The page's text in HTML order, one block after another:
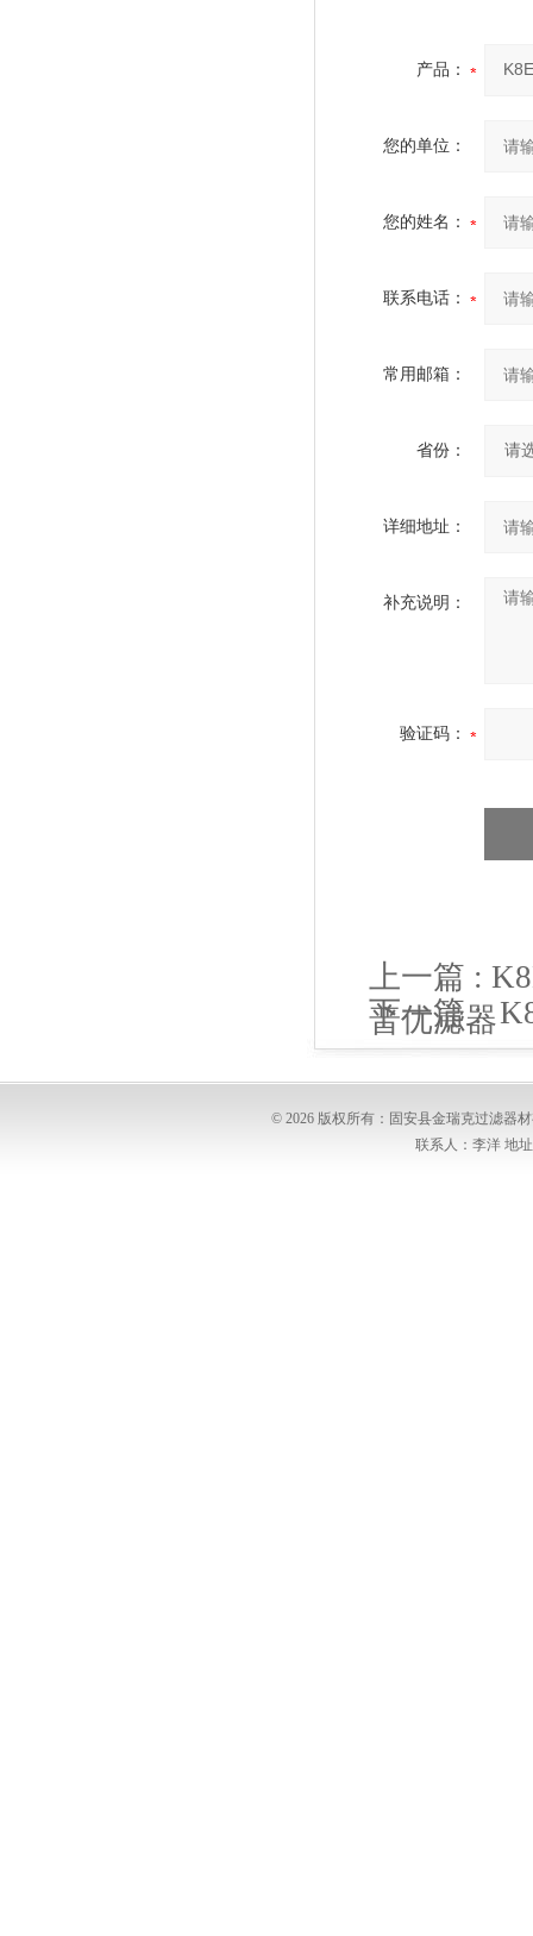
产品：
您的单位：
您的姓名：
联系电话：
常用邮箱：
省份：
详细地址：
补充说明：
验证码：
上一篇 :
普优滤器
下一篇 :
普优滤器
© 2026 版权所有：固安县金瑞克过滤器
联系人：李洋 地